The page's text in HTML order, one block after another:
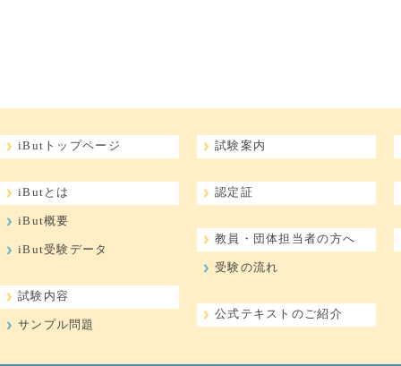
iButトップページ
iButとは
iBut概要
iBut受験データ
試験内容
サンプル問題
試験案内
認定証
教員・団体担当者の方へ
受験の流れ
公式テキストのご紹介